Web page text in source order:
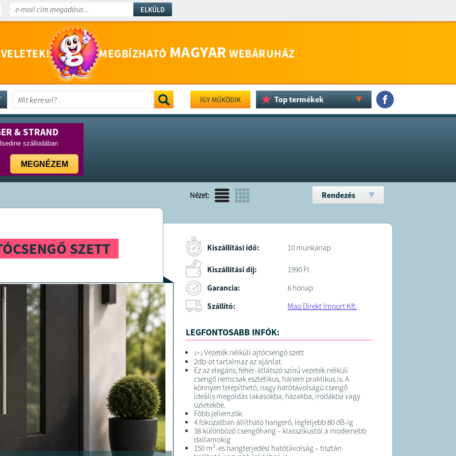
ELKÜLD
MEGBÍZHATÓ MAGYAR WEBÁRUHÁZ
ÍGY MŰKÖDIK Top termékek
& STRAND
szállodában
MEGNÉZEM
Nézet: Rendezés
SZETT Kiszállítási idő: 10 munkanap
Kiszállítási díj:
1990 Ft
Garancia:
6 hónap
Szállító:
Mao Direkt Import Kft.
LEGFONTOSABB INFÓK:
1+1 Vezeték nélküli ajtócsengő szett
2db-ot tartalmaz az ajánlat.
Ez az elegáns, fehér-átlátszó színű vezeték nélküli
csengő nemcsak esztétikus, hanem praktikus is. A
könnyen telepíthető, nagy hatótávolságú csengő
ideális megoldás lakásokba, házakba, irodákba vagy
üzletekbe.
Főbb jellemzők:
4 fokozatban állítható hangerő, legfeljebb 80 dB-ig
38 különböző csengőhang – klasszikustól a modernebb
dallamokig
150 m²-es hangterjedési hatótávolság – tisztán